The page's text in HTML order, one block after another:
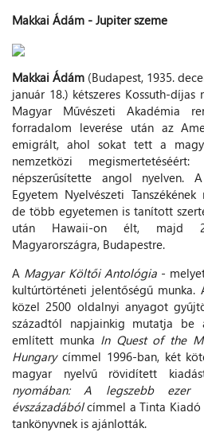
Makkai Ádám - Jupiter szeme
Makkai Ádám (Budapest, 1935.
január 18.) kétszeres Kossuth-
Magyar Művészeti Akadémia
forradalom leverése után az
emigrált, ahol sokat tett a
nemzetközi
népszerűsítette angol nyelven.
Egyetem Nyelvészeti
de több egyetemen is tanított
után Hawaii-on élt, majd
Magyarországra, Budapestre.
A Magyar Költői Antológia-
kultúrtörténeti jelentőségű munka.
közel 2500 oldalnyi anyagot
századtól napjainkig mutatja be
említett munka In Quest of the
Hungarycímmel 1996-ban, két
magyar nyelvű rövidített
nyomában: A legszebb ezer
évszázadábólcímmel a Tinta Kiadó
tankönyvnek is ajánlották.